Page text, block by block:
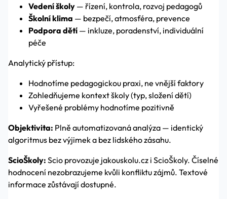
Vedení školy — řízení, kontrola, rozvoj pedagogů
Školní klima — bezpečí, atmosféra, prevence
Podpora dětí — inkluze, poradenství, individuální
péče
Analytický přístup:
Hodnotíme pedagogickou praxi, ne vnější faktory
Zohledňujeme kontext školy (typ, složení dětí)
Vyřešené problémy hodnotíme pozitivně
Objektivita: Plně automatizovaná analýza — identický
algoritmus bez výjimek a bez lidského zásahu.
ScioŠkoly: Scio provozuje jakouskolu.cz i ScioŠkoly. Číselné
hodnocení nezobrazujeme kvůli konfliktu zájmů. Textové
informace zůstávají dostupné.